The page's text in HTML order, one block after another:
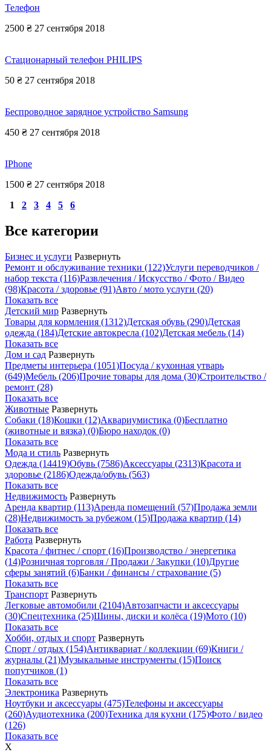
Телефон
2500 ₴ 27 сентября 2018
Стационарный телефон PHILIPS
50 ₴ 27 сентября 2018
Беспроводное зарядное устройство Samsung
450 ₴ 27 сентября 2018
IPhone
1500 ₴ 27 сентября 2018
1
2 3 4 5 6
Все категории
Бизнес и услуги Развернуть
Ремонт и обслуживание техники (122)Услуги переводчиков /
набор текста (116)Развлечения / Искусство / Фото / Видео
(98)Красота / здоровье (91)Авто / мото услуги (20)
Показать все
Детский мир Развернуть
Товары для кормления (1312)Детская обувь (290)Детская
одежда (184)Детские автокресла (102)Детская мебель (14)
Показать все
Дом и сад Развернуть
Предметы интерьера (1051)Посуда / кухонная утварь
(649)Мебель (206)Прочие товары для дома (30)Строительство /
ремонт (28)
Показать все
Животные Развернуть
Собаки (18)Кошки (12)Аквариумистика (0)Бесплатно
(животные и вязка) (0)Бюро находок (0)
Показать все
Мода и стиль Развернуть
Одежда (14419)Обувь (7586)Аксессуары (2313)Красота и
здоровье (2186)Одежда/обувь (563)
Показать все
Недвижимость Развернуть
Аренда квартир (113)Аренда помещений (57)Продажа земли
(28)Недвижимость за рубежом (15)Продажа квартир (14)
Показать все
Работа Развернуть
Красота / фитнес / спорт (16)Производство / энергетика
(14)Розничная торговля / Продажи / Закупки (10)Другие
сферы занятий (6)Банки / финансы / страхование (5)
Показать все
Транспорт Развернуть
Легковые автомобили (2104)Автозапчасти и аксессуары
(30)Спецтехника (25)Шины, диски и колёса (19)Мото (10)
Показать все
Хобби, отдых и спорт Развернуть
Спорт / отдых (154)Антиквариат / коллекции (69)Книги /
журналы (21)Музыкальные инструменты (15)Поиск
попутчиков (1)
Показать все
Электроника Развернуть
Ноутбуки и аксессуары (475)Телефоны и аксессуары
(260)Аудиотехника (200)Техника для кухни (175)Фото / видео
(126)
Показать все
X